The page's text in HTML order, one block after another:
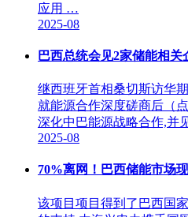
应用 …
2025-08
巴西总统会见2家储能相
继西班牙首相桑切斯访华
就能源合作深度磋商后（
深化中巴能源战略合作,并
2025-08
70%离网！巴西储能市场
该项目项目得到了巴西国